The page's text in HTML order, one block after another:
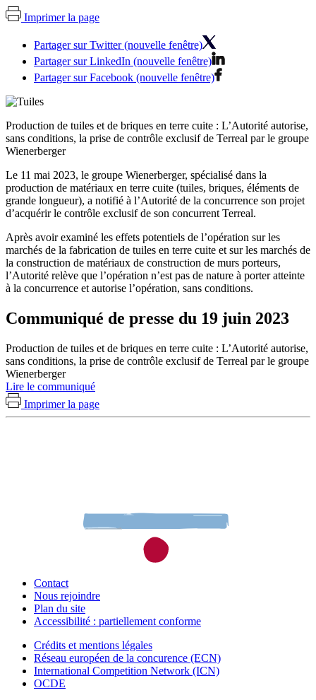
Imprimer la page
Partager sur Twitter (nouvelle fenêtre)
Partager sur LinkedIn (nouvelle fenêtre)
Partager sur Facebook (nouvelle fenêtre)
Production de tuiles et de briques en terre cuite : L’Autorité autorise,
sans conditions, la prise de contrôle exclusif de Terreal par le groupe
Wienerberger
Le 11 mai 2023, le groupe Wienerberger, spécialisé dans la
production de matériaux en terre cuite (tuiles, briques, éléments de
grande longueur), a notifié à l’Autorité de la concurrence son projet
d’acquérir le contrôle exclusif de son concurrent Terreal.
Après avoir examiné les effets potentiels de l’opération sur les
marchés de la fabrication de tuiles en terre cuite et sur les marchés de
la construction de matériaux de construction de murs porteurs,
l’Autorité relève que l’opération n’est pas de nature à porter atteinte
à la concurrence et autorise l’opération, sans conditions.
Communiqué de presse du 19 juin 2023
Production de tuiles et de briques en terre cuite : L’Autorité autorise,
sans conditions, la prise de contrôle exclusif de Terreal par le groupe
Wienerberger
Lire le communiqué
Imprimer la page
Contact
Nous rejoindre
Plan du site
Accessibilité : partiellement conforme
Crédits et mentions légales
Réseau européen de la concurence (ECN)
International Competition Network (ICN)
OCDE